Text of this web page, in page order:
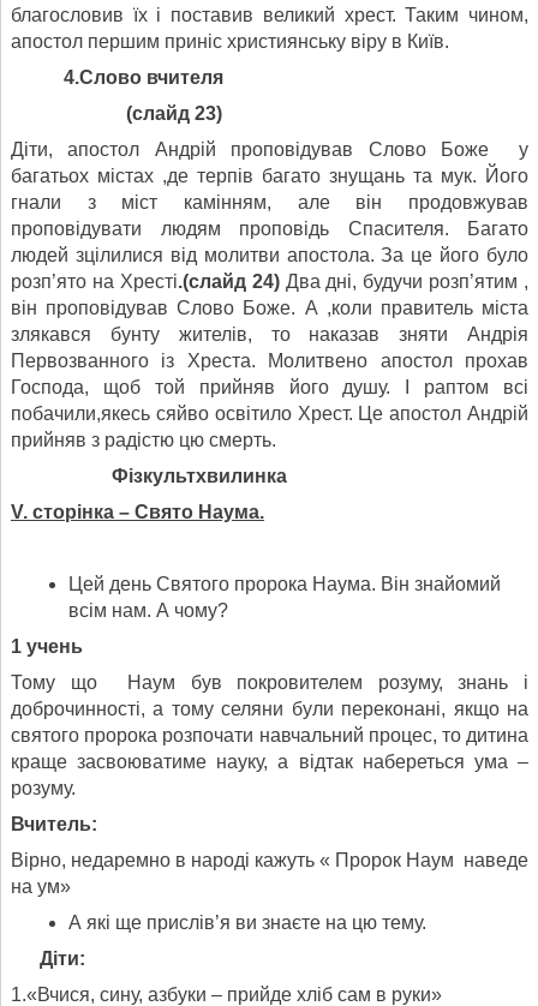
благословив їх і поставив великий хрест. Таким чином,
апостол першим приніс християнську віру в Київ.
4.Слово вчителя
(слайд 23)
Діти, апостол Андрій проповідував Слово Боже у
багатьох містах ,де терпів багато знущань та мук. Його
гнали з міст камінням, але він продовжував
проповідувати людям проповідь Спасителя. Багато
людей зцілилися від молитви апостола. За це його було
розп’ято на Хресті.(слайд 24)Два дні, будучи розп’ятим ,
він проповідував Слово Боже. А ,коли правитель міста
злякався бунту жителів, то наказав зняти Андрія
Первозванного із Хреста. Молитвено апостол прохав
Господа, щоб той прийняв його душу. І раптом всі
побачили,якесь сяйво освітило Хрест. Це апостол Андрій
прийняв з радістю цю смерть.
Фізкультхвилинка
V. сторінка – Свято Наума.
Цей день Святого пророка Наума. Він знайомий
всім нам. А чому?
1 учень
Тому що Наум був покровителем розуму, знань і
доброчинності, а тому селяни були переконані, якщо на
святого пророка розпочати навчальний процес, то дитина
краще засвоюватиме науку, а відтак набереться ума –
розуму.
Вчитель:
Вірно, недаремно в народі кажуть « Пророк Наум наведе
на ум»
А які ще прислів’я ви знаєте на цю тему.
Діти:
1.«Вчися, сину, азбуки – прийде хліб сам в руки»